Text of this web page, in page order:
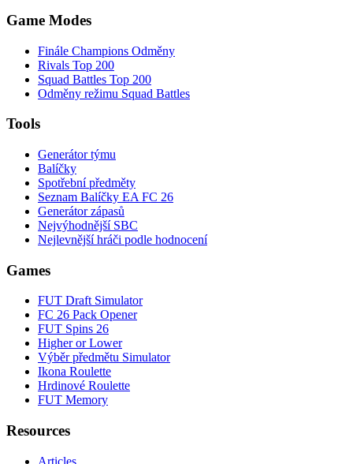
Game Modes
Finále Champions Odměny
Rivals Top 200
Squad Battles Top 200
Odměny režimu Squad Battles
Tools
Generátor týmu
Balíčky
Spotřební předměty
Seznam Balíčky EA FC 26
Generátor zápasů
Nejvýhodnější SBC
Nejlevnější hráči podle hodnocení
Games
FUT Draft Simulator
FC 26 Pack Opener
FUT Spins 26
Higher or Lower
Výběr předmětu Simulator
Ikona Roulette
Hrdinové Roulette
FUT Memory
Resources
Articles